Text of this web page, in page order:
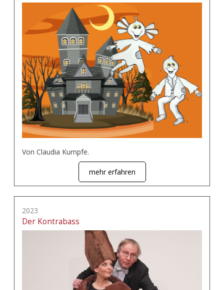
Von Claudia Kumpfe.
mehr erfahren
2023
Der Kontrabass